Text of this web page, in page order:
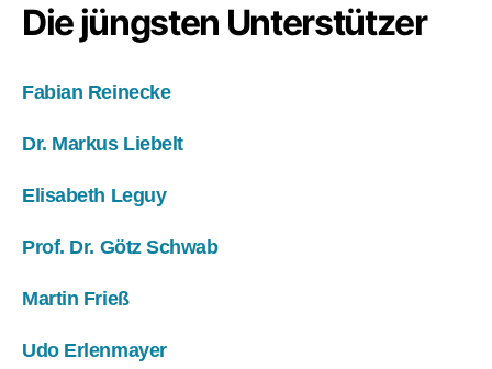
Die jüngsten Unterstützer
Fabian Reinecke
Dr. Markus Liebelt
Elisabeth Leguy
Prof. Dr. Götz Schwab
Martin Frieß
Udo Erlenmayer